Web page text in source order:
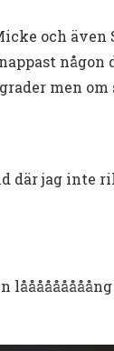
och
men
där jag